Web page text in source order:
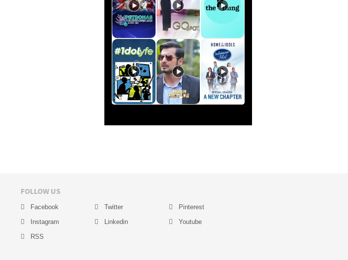
FOLLOW US
Facebook Twitter
Pinterest
Instagram
Linkedin
Youtube
RSS